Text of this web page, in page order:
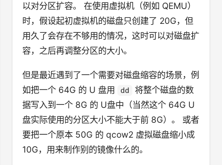
以对分区扩容。 在使用虚拟机（例如 QEMU）
时，假设起初虚拟机的磁盘只创建了 20G，但
用久了会存在不够用的情况，这时可以对磁盘扩
容，之后再调整分区的大小。
但是最近遇到了一个需要对磁盘缩容的场景，例
如把一个 64G 的 U 盘用
dd
将整个磁盘的数
据写入到一个 8G 的 U盘中（当然这个 64G U
盘实际使用的分区大小不能大于前 8G）。 或者
要把一个原本 50G 的 qcow2 虚拟磁盘缩小成
10G，用来制作别的镜像什么的。